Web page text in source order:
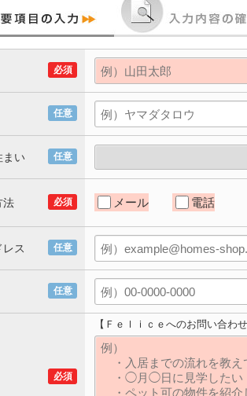
必須
任意
任意
まい
必須
法 メール 電話
任意
レス
任意
必須
【Ｆｅｌｉｃｅへのお問い合わせ